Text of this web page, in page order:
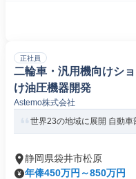
正社員
二輪車・汎用機向けシ
け油圧機器開発
Astemo株式会社
世界23の地域に展開 自動
静岡県袋井市松原
年俸450万円～850万円